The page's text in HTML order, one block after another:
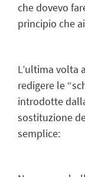
che dovevo
principio che
L’ultima volta
redigere le
introdotte
sostituzione
semplice: